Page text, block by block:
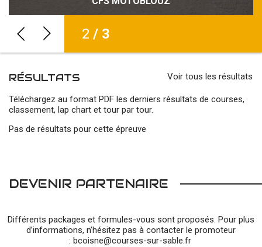
2 / 3
RÉSULTATS Voir tous les résultats
Téléchargez au format PDF les derniers résultats de courses,
classement, lap chart et tour par tour.
Pas de résultats pour cette épreuve
DEVENIR PARTENAIRE
Différents packages et formules-vous sont proposés. Pour plus
d’informations, n’hésitez pas à contacter le promoteur
: bcoisne@courses-sur-sable.fr